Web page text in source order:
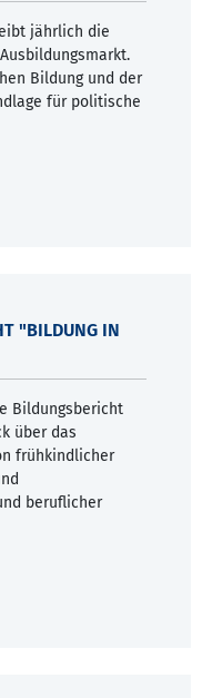
jährlich die
Bildung und der
für politische
"BILDUNG IN
Bildungsbericht
über das
frühkindlicher
beruflicher